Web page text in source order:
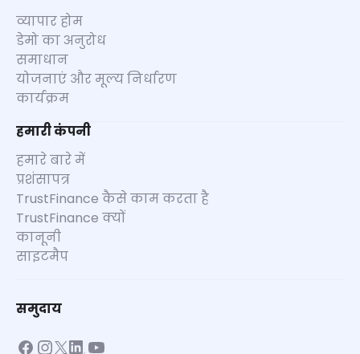
व्यापार होम
डेमो का अनुरोध
समाधान
योजनाएं और मूल्य निर्धारण
कार्यक्रम
हमारी कंपनी
हमारे बारे में
प्रशंसापत्र
TrustFinance कैसे काम करता है
TrustFinance क्यों
कानूनी
साइटमैप
समुदाय